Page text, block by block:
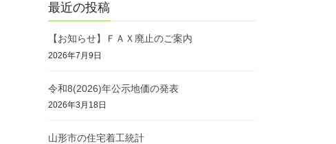
最近の投稿
【お知らせ】ＦＡＸ廃止のご案内
2026年7月9日
令和8(2026)年公示地価の発表
2026年3月18日
山形市の住宅着工統計